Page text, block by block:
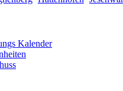
Kalender